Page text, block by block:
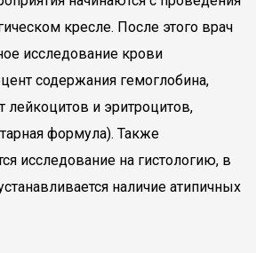
кресле. После этого врач
исследование крови
содержания гемоглобина,
лейкоцитов и эритроцитов,
формула). Также
исследование на гистологию, в
наличие атипичных